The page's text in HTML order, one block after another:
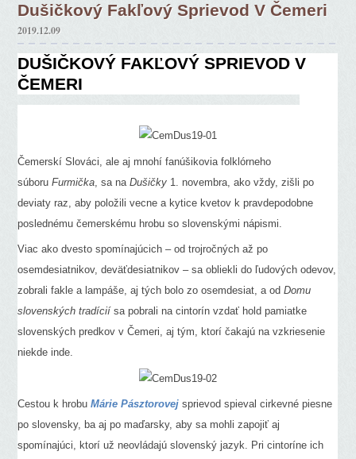
Dušičkový Fakľový Sprievod V Čemeri
2019.12.09
DUŠIČKOVÝ FAKĽOVÝ SPRIEVOD V
ČEMERI
Čemerskí Slováci, ale aj mnohí fanúšikovia folklórneho
súboruFurmička , sa naDušičky 1. novembra, ako vždy, zišli po
deviaty raz, aby položili vecne a kytice kvetov k pravdepodobne
poslednému čemerskému hrobu so slovenskými nápismi.
Viac ako dvesto spomínajúcich – od trojročných až po
osemdesiatnikov, deväťdesiatnikov – sa obliekli do ľudových odevov,
zobrali fakle a lampáše, aj tých bolo zo osemdesiat, a odDomu
slovenských tradíciísa pobrali na cintorín vzdať hold pamiatke
slovenských predkov v Čemeri, aj tým, ktorí čakajú na vzkriesenie
niekde inde.
Cestou k hrobuMárie Pásztorovej sprievod spieval cirkevné piesne
po slovensky, ba aj po maďarsky, aby sa mohli zapojiť aj
spomínajúci, ktorí už neovládajú slovenský jazyk. Pri cintoríne ich